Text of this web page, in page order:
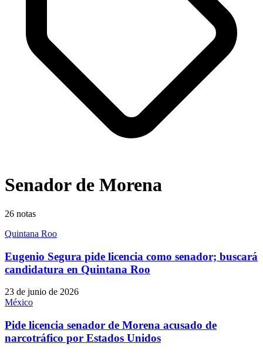
Senador de Morena
26 notas
Quintana Roo
Eugenio Segura pide licencia como senador; buscará
candidatura en Quintana Roo
23 de junio de 2026
México
Pide licencia senador de Morena acusado de
narcotráfico por Estados Unidos